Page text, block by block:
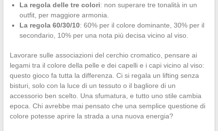
La regola delle tre colori: non superare tre tonalità in un
outfit, per maggiore armonia.
La regola 60/30/10: 60% per il colore dominante, 30% per il
secondario, 10% per una nota più decisa vicino al viso.
Lavorare sulle associazioni del cerchio cromatico, pensare ai
legami tra il colore della pelle e dei capelli e i capi vicino al viso:
questo gioco fa tutta la differenza. Ci si regala un lifting senza
bisturi, solo con la luce di un tessuto o il bagliore di un
accessorio ben scelto. Una sfumatura, e tutto uno stile cambia
epoca. Chi avrebbe mai pensato che una semplice questione di
colore potesse aprire la strada a una nuova energia?